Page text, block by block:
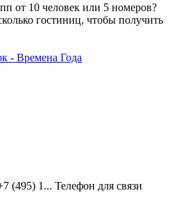
от 10 человек или 5 номеров?
гостиниц, чтобы получить
- Времена Года
(495) 1... Телефон для связи